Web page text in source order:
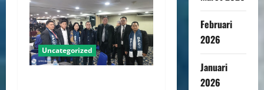
Uncategorized
Februari
2026
Januari
2026